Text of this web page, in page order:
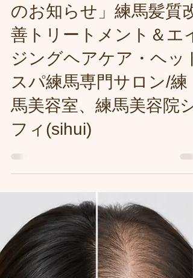
◆「夏のお得なクーポン
のお知らせ」練馬髪質改
善トリートメント＆エイ
ジングヘアケア・ヘッド
スパ練馬専門サロン/練
馬美容室、練馬美容院シ
フィ(sihui)